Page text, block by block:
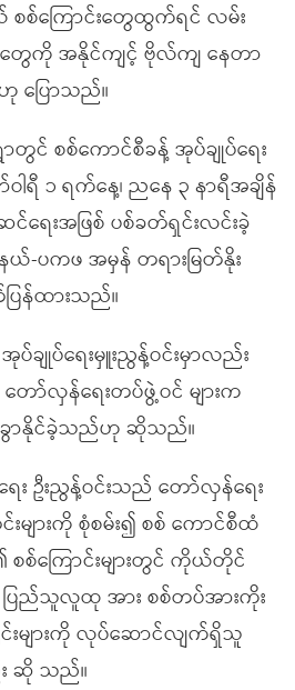
စ်ကြောင်းတွေထွက်ရင် လမ်း
ကို အနိုင်ကျင့် ဗိုလ်ကျ နေတာ
ြောသည်။
ရွာတွင် စစ်ကောင်စီခန့် အုပ်ချုပ်ရေး
ါရီ ၁ ရက်နေ့၊ ညနေ ၃ နာရီအချိန်
ေးအဖြစ် ပစ်ခတ်ရှင်းလင်းခဲ့
နယ်-ပကဖ အမှန် တရားမြတ်နိုး
ြန်ထားသည်။
ချုပ်ရေးမှူးညွန့်ဝင်းမှာလည်း
တော်လှန်ရေးတပ်ဖွဲ့ဝင် များက
ခွာနိုင်ခဲ့သည်ဟု ဆိုသည်။
း ဦးညွန့်ဝင်းသည် တော်လှန်ရေး
များကို စုံစမ်း၍ စစ် ကောင်စီထံ
စစ်ကြောင်းများတွင် ကိုယ်တိုင်
ပြည်သူလူထု အား စစ်တပ်အားကိုး
းများကို လုပ်ဆောင်လျက်ရှိသူ
ဆို သည်။